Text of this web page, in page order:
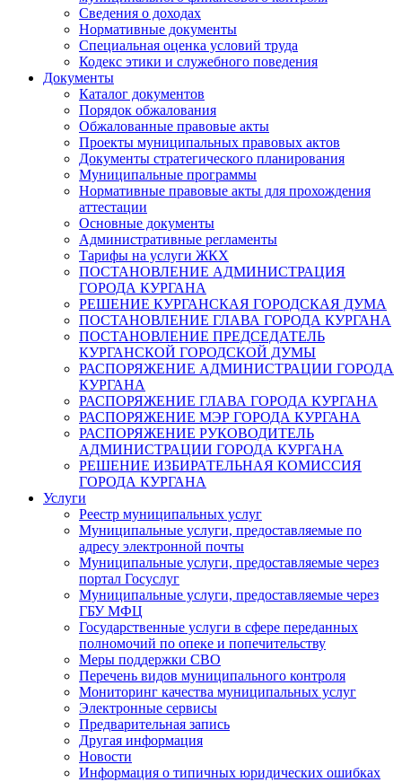
Сведения о доходах
Нормативные документы
Специальная оценка условий труда
Кодекс этики и служебного поведения
Документы
Каталог документов
Порядок обжалования
Обжалованные правовые акты
Проекты муниципальных правовых актов
Документы стратегического планирования
Муниципальные программы
Нормативные правовые акты для прохождения
аттестации
Основные документы
Административные регламенты
Тарифы на услуги ЖКХ
ПОСТАНОВЛЕНИЕ АДМИНИСТРАЦИЯ
ГОРОДА КУРГАНА
РЕШЕНИЕ КУРГАНСКАЯ ГОРОДСКАЯ ДУМА
ПОСТАНОВЛЕНИЕ ГЛАВА ГОРОДА КУРГАНА
ПОСТАНОВЛЕНИЕ ПРЕДСЕДАТЕЛЬ
КУРГАНСКОЙ ГОРОДСКОЙ ДУМЫ
РАСПОРЯЖЕНИЕ АДМИНИСТРАЦИИ ГОРОДА
КУРГАНА
РАСПОРЯЖЕНИЕ ГЛАВА ГОРОДА КУРГАНА
РАСПОРЯЖЕНИЕ МЭР ГОРОДА КУРГАНА
РАСПОРЯЖЕНИЕ РУКОВОДИТЕЛЬ
АДМИНИСТРАЦИИ ГОРОДА КУРГАНА
РЕШЕНИЕ ИЗБИРАТЕЛЬНАЯ КОМИССИЯ
ГОРОДА КУРГАНА
Услуги
Реестр муниципальных услуг
Муниципальные услуги, предоставляемые по
адресу электронной почты
Муниципальные услуги, предоставляемые через
портал Госуслуг
Муниципальные услуги, предоставляемые через
ГБУ МФЦ
Государственные услуги в сфере переданных
полномочий по опеке и попечительству
Меры поддержки СВО
Перечень видов муниципального контроля
Мониторинг качества муниципальных услуг
Электронные сервисы
Предварительная запись
Другая информация
Новости
Информация о типичных юридических ошибках